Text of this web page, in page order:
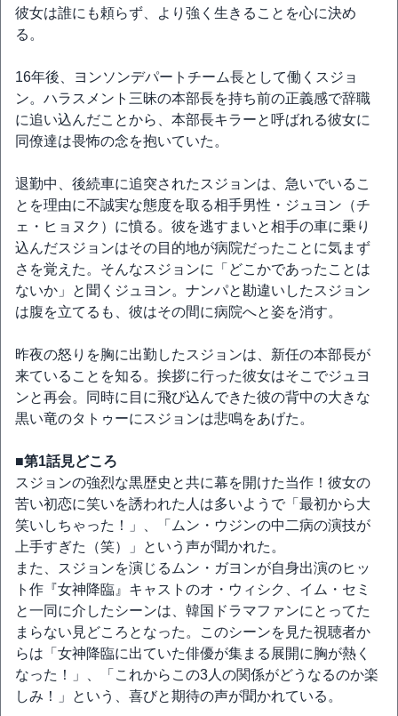
彼女は誰にも頼らず、より強く生きることを心に決め
る。
16年後、ヨンソンデパートチーム長として働くスジョ
ン。ハラスメント三昧の本部長を持ち前の正義感で辞職
に追い込んだことから、本部長キラーと呼ばれる彼女に
同僚達は畏怖の念を抱いていた。
退勤中、後続車に追突されたスジョンは、急いでいるこ
とを理由に不誠実な態度を取る相手男性・ジュヨン（チ
ェ・ヒョヌク）に憤る。彼を逃すまいと相手の車に乗り
込んだスジョンはその目的地が病院だったことに気まず
さを覚えた。そんなスジョンに「どこかであったことは
ないか」と聞くジュヨン。ナンパと勘違いしたスジョン
は腹を立てるも、彼はその間に病院へと姿を消す。
昨夜の怒りを胸に出勤したスジョンは、新任の本部長が
来ていることを知る。挨拶に行った彼女はそこでジュヨ
ンと再会。同時に目に飛び込んできた彼の背中の大きな
黒い竜のタトゥーにスジョンは悲鳴をあげた。
■第1話見どころ
スジョンの強烈な黒歴史と共に幕を開けた当作！彼女の
苦い初恋に笑いを誘われた人は多いようで「最初から大
笑いしちゃった！」、「ムン・ウジンの中二病の演技が
上手すぎた（笑）」という声が聞かれた。
また、スジョンを演じるムン・ガヨンが自身出演のヒッ
ト作『女神降臨』キャストのオ・ウィシク、イム・セミ
と一同に介したシーンは、韓国ドラマファンにとってた
まらない見どころとなった。このシーンを見た視聴者か
らは「女神降臨に出ていた俳優が集まる展開に胸が熱く
なった！」、「これからこの3人の関係がどうなるのか楽
しみ！」という、喜びと期待の声が聞かれている。